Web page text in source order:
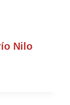
Nilo